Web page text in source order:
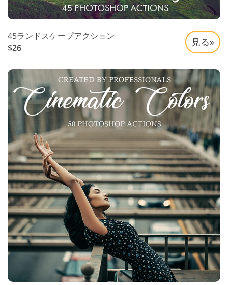
45ランドスケープアクション
$26
見る»